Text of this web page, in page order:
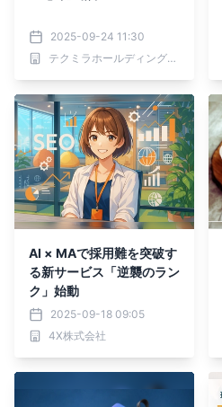
2025-09-24 11:30
テクミラホールディングス株式会社
AI × MAで採用難を突破す
る新サービス「逆襲のラン
ク」始動
2025-09-18 09:05
4X株式会社